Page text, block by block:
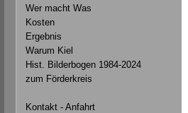
Wer macht Was
Kosten
Ergebnis
Warum Kiel
Hist. Bilderbogen 1984-2024
zum Förderkreis
Kontakt - Anfahrt